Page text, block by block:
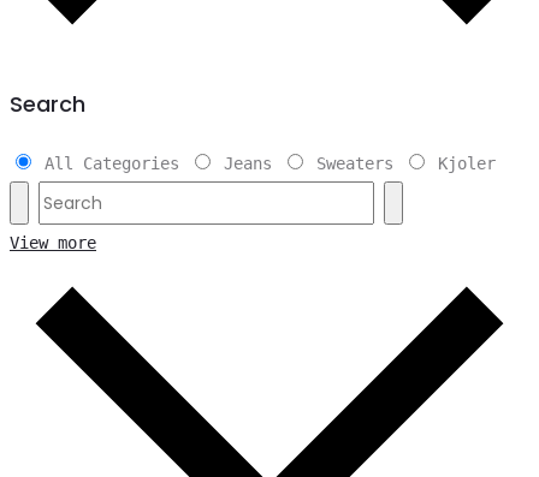
Search
All Categories Jeans Sweaters Kjoler
View more